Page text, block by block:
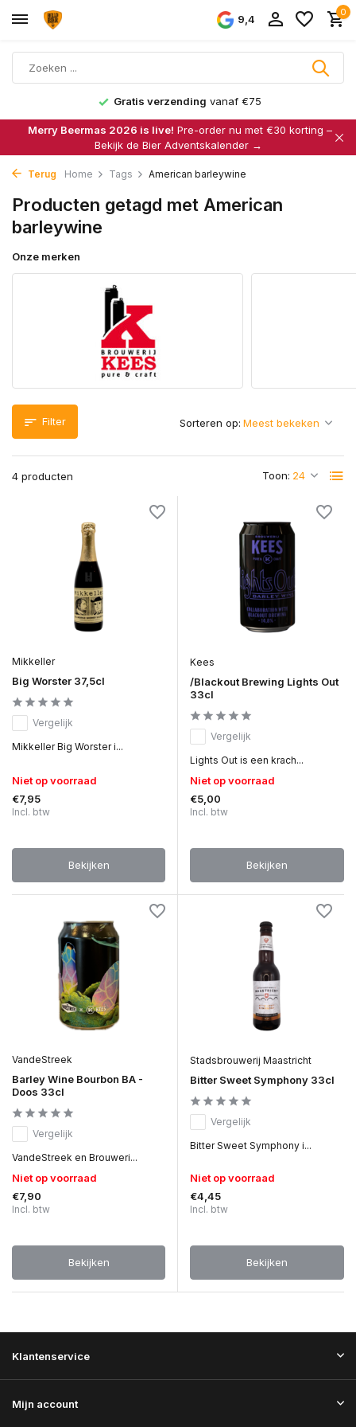
9,4
0
Gratis verzending vanaf €75
Merry Beermas 2026 is live! Pre-order nu met €30 korting –
Bekijk de Bier Adventskalender →
Terug Home Tags American barleywine
Producten getagd met American
barleywine
Onze merken
Filter
4 producten Toon:
Sorteren op:
Mikkeller
Big Worster 37,5cl
Vergelijk
Mikkeller Big Worster i...
Niet op voorraad
€7,95
Incl. btw
Bekijken
Kees
/Blackout Brewing Lights Out
33cl
Vergelijk
Lights Out is een krach...
Niet op voorraad
€5,00
Incl. btw
Bekijken
VandeStreek
Barley Wine Bourbon BA -
Doos 33cl
Vergelijk
VandeStreek en Brouweri...
Niet op voorraad
€7,90
Incl. btw
Bekijken
Stadsbrouwerij Maastricht
Bitter Sweet Symphony 33cl
Vergelijk
Bitter Sweet Symphony i...
Niet op voorraad
€4,45
Incl. btw
Bekijken
Klantenservice
Mijn account